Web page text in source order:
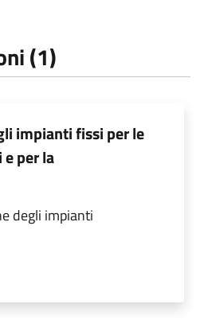
(1)
impianti fissi per le
per la
degli impianti